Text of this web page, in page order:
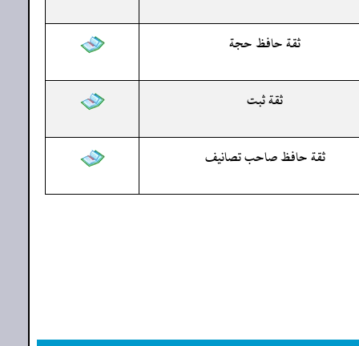
ثقة حافظ حجة
ثقة ثبت
ثقة حافظ صاحب تصانيف